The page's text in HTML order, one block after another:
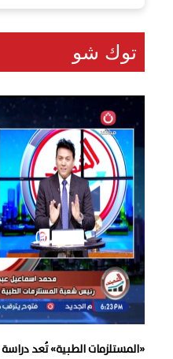
توك شو
«المستلزمات الطبية» تُعد